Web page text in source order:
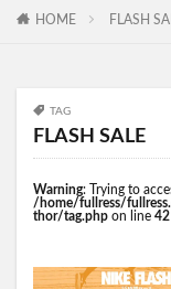
HOME FLASH
TAG
FLASH SALE
Warning: Trying to
/home/fullress/
thor/tag.php on line 42